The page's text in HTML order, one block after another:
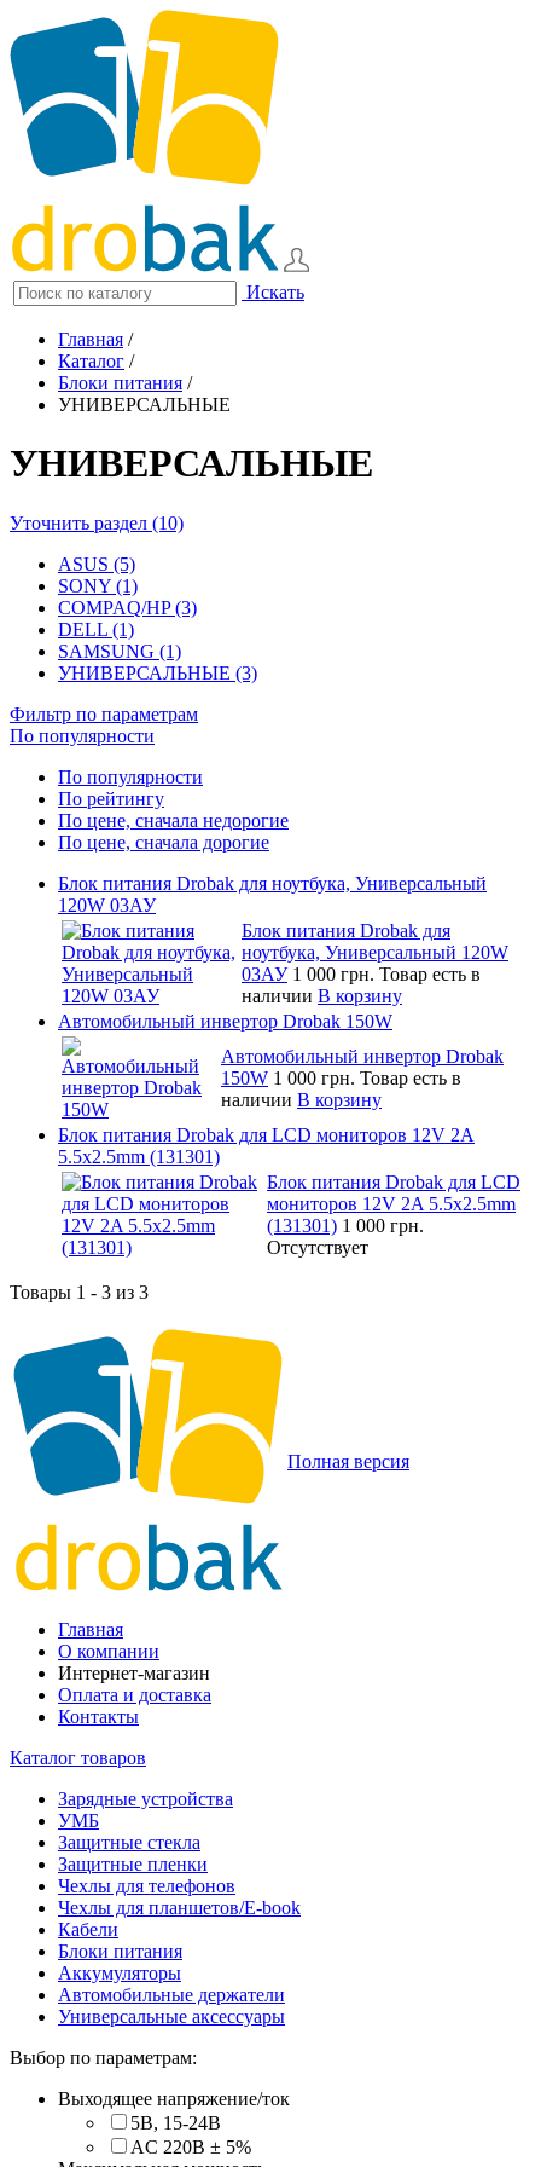
Искать
Главная /
Каталог /
Блоки питания /
УНИВЕРСАЛЬНЫЕ
УНИВЕРСАЛЬНЫЕ
Уточнить раздел (10)
ASUS (5)
SONY (1)
COMPAQ/HP (3)
DELL (1)
SAMSUNG (1)
УНИВЕРСАЛЬНЫЕ (3)
Фильтр по параметрам
По популярности
По популярности
По рейтингу
По цене, сначала недорогие
По цене, сначала дорогие
Блок питания Drobak для ноутбука, Универсальный
120W 03АУ
Блок питания Drobak для
ноутбука, Универсальный 120W
03АУ 1 000 грн. Товар есть в
наличии В корзину
Автомобильный инвертор Drobak 150W
Автомобильный инвертор Drobak
150W 1 000 грн. Товар есть в
наличии В корзину
Блок питания Drobak для LCD мониторов 12V 2A
5.5x2.5mm (131301)
Блок питания Drobak для LCD
мониторов 12V 2A 5.5x2.5mm
(131301) 1 000 грн.
Отсутствует
Товары 1 - 3 из 3
Полная версия
Главная
О компании
Интернет-магазин
Оплата и доставка
Контакты
Каталог товаров
Зарядные устройства
УМБ
Защитные стекла
Защитные пленки
Чехлы для телефонов
Чехлы для планшетов/E-book
Кабели
Блоки питания
Аккумуляторы
Автомобильные держатели
Универсальные аксессуары
Выбор по параметрам:
Выходящее напряжение/ток
5В, 15-24В
AC 220В ± 5%